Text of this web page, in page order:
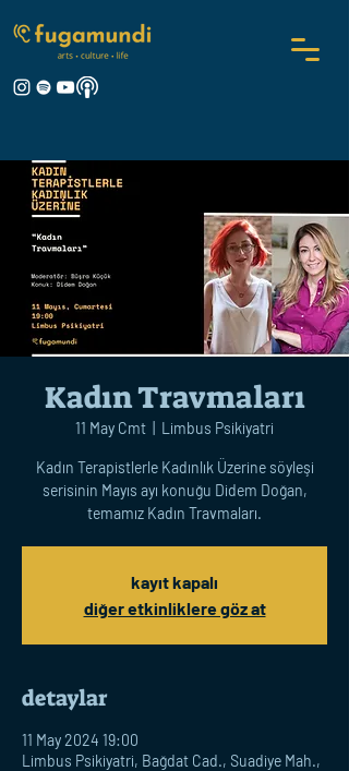
Kadın Travmaları
11 May Cmt Limbus Psikiyatri
Kadın Terapistlerle Kadınlık Üzerine söyleşi
serisinin Mayıs ayı konuğu Didem Doğan,
temamız Kadın Travmaları.
kayıt kapalı
diğer etkinliklere göz at
detaylar
11 May 2024 19:00
Limbus Psikiyatri, Bağdat Cad., Suadiye Mah.,